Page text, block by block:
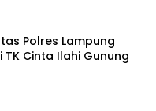
Polres Lampung
TK Cinta Ilahi Gunung